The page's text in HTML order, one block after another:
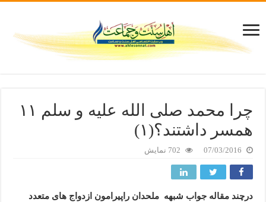
چرا محمد صلی الله علیه و سلم ۱۱
همسر داشتند؟(۱)
07/03/2016 702 نمایش
درچند مقاله جواب شبهه ملحدان راپیرامون ازدواج های متعدد